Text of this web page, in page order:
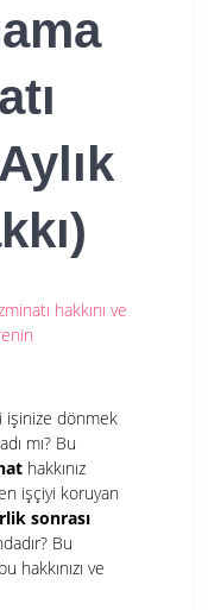
işinize dönmek
mı? Bu
hakkınız
işçiyi koruyan
sonrası
Bu
hakkınızı ve